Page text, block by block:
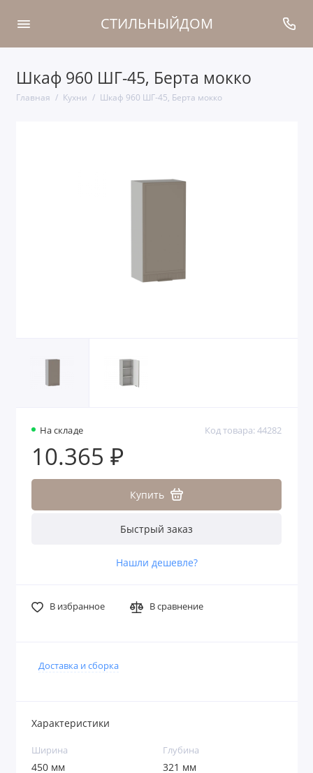
СТИЛЬНЫЙДОМ
Шкаф 960 ШГ-45, Берта мокко
Главная Кухни Шкаф 960 ШГ-45, Берта мокко
На складе Код товара: 44282
10.365 ₽
Купить
Быстрый заказ
Нашли дешевле?
В избранное В сравнение
Доставка и сборка
Характеристики
Ширина
450 мм
Глубина
321 мм